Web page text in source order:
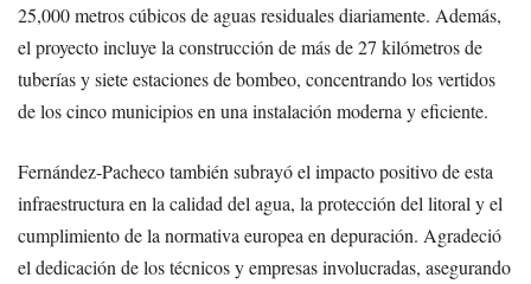
25,000 metros cúbicos de aguas residuales diariamente. Además,
el proyecto incluye la construcción de más de 27 kilómetros de
tuberías y siete estaciones de bombeo, concentrando los vertidos
de los cinco municipios en una instalación moderna y eficiente.
Fernández-Pacheco también subrayó el impacto positivo de esta
infraestructura en la calidad del agua, la protección del litoral y el
cumplimiento de la normativa europea en depuración. Agradeció
el dedicación de los técnicos y empresas involucradas, asegurando